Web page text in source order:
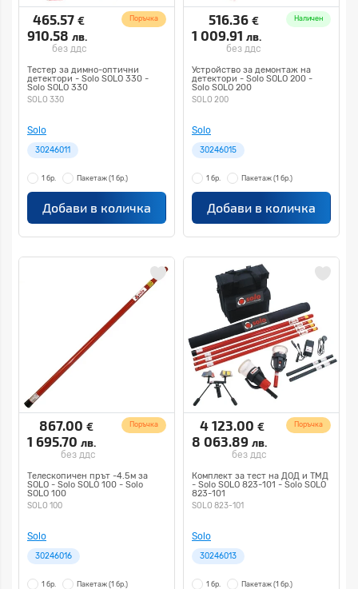
465.57 €
910.58 лв.
без ддс
Поръчка
Тестер за димно-оптични
детектори - Solo SOLO 330 -
Solo SOLO 330
SOLO 330
Solo
30246011
1 бр. Пакетаж (1 бр.)
Добави в количка
516.36 €
1 009.91 лв.
без ддс
Наличен
Устройство за демонтаж на
детектори - Solo SOLO 200 -
Solo SOLO 200
SOLO 200
Solo
30246015
1 бр. Пакетаж (1 бр.)
Добави в количка
867.00 €
1 695.70 лв.
без ддс
Поръчка
Телескопичен прът -4.5м за
SOLO - Solo SOLO 100 - Solo
SOLO 100
SOLO 100
Solo
30246016
1 бр. Пакетаж (1 бр.)
4 123.00 €
8 063.89 лв.
без ддс
Поръчка
Комплект за тест на ДОД и ТМД
- Solo SOLO 823-101 - Solo SOLO
823-101
SOLO 823-101
Solo
30246013
1 бр. Пакетаж (1 бр.)